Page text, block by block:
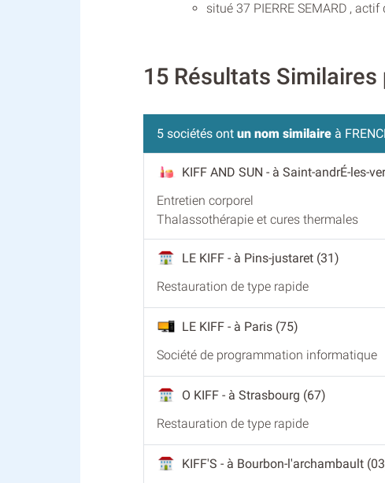
situé 37 PIERRE SEMARD ,
15 Résultats Similaires
5 sociétés ont un nom similaire à
KIFF AND SUN - à Saint-andrÉ-les-
Entretien corporel
Thalassothérapie et cures thermales
LE KIFF - à Pins-justaret (31)
Restauration de type rapide
LE KIFF - à Paris (75)
Société de programmation informatique
O KIFF - à Strasbourg (67)
Restauration de type rapide
KIFF'S - à Bourbon-l'archambault